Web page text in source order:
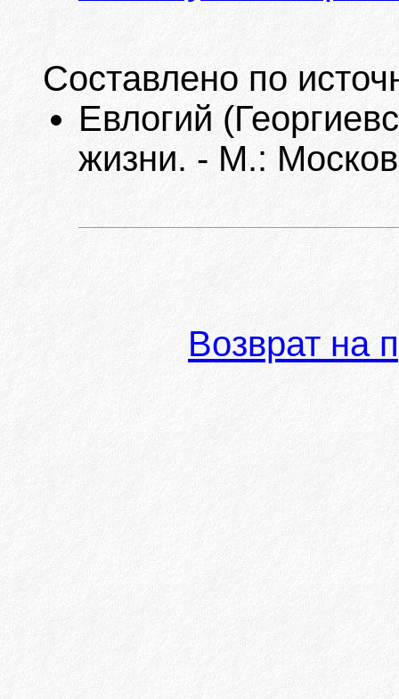
Составлено по
Евлогий
жизни. - М.:
Возврат на